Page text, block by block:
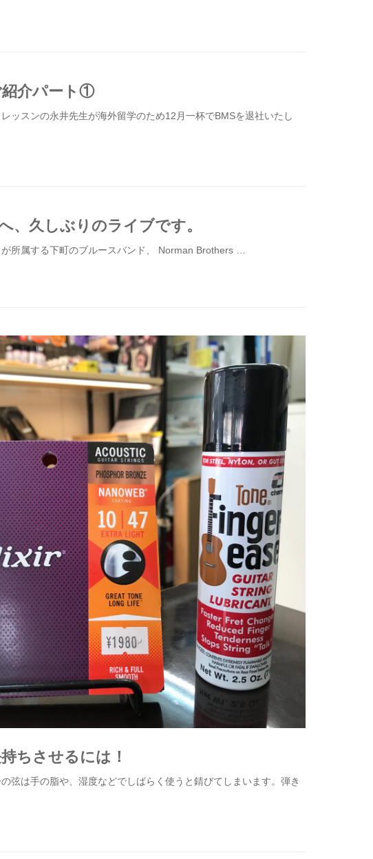
介パート①
ッスンの永井先生が海外留学のため12月一杯でBMSを退社いたし
、久しぶりのライブです。
所属する下町のブルースバンド、 Norman Brothers …
ちさせるには！
弦は手の脂や、湿度などでしばらく使うと錆びてしまいます。弾き